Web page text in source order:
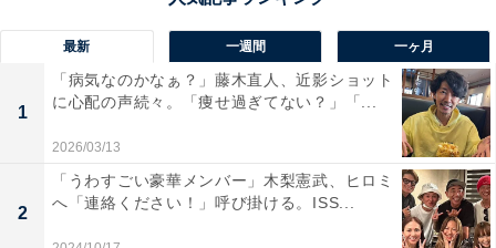
最新 一週間 一ヶ月
1
「病気なのかなぁ？」藤木直人、近影ショット
に心配の声続々。「痩せ過ぎてない？」「...
2026/03/13
2
「うわすごい豪華メンバー」木梨憲武、ヒロミ
へ「連絡ください！」呼び掛ける。ISS...